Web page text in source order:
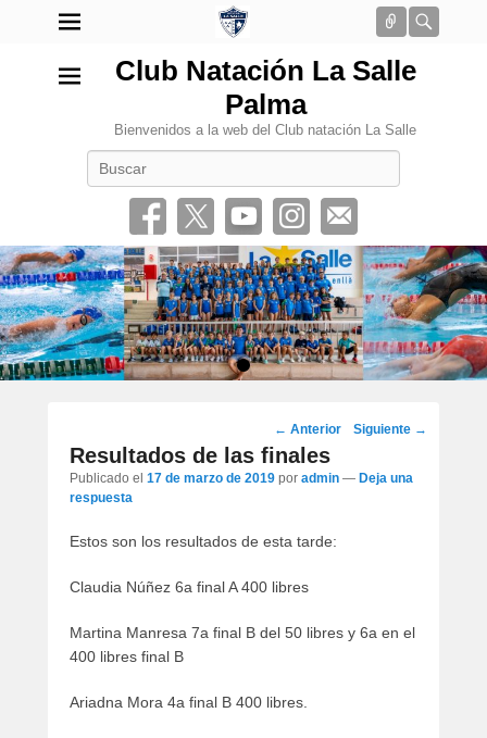
Conectar
Club Natación La Salle
Palma
Bienvenidos a la web del Club natación La Salle
•
Navegación
por
los
← Anterior Siguiente →
Resultados de las finales
Publicado el 17 de marzo de 2019 por admin — Deja una
respuesta
Estos son los resultados de esta tarde:
Claudia Núñez 6a final A 400 libres
Martina Manresa 7a final B del 50 libres y 6a en el
400 libres final B
Ariadna Mora 4a final B 400 libres.